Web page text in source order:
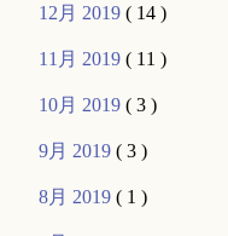
12月 2019( 14 )
11月 2019( 11 )
10月 2019( 3 )
9月 2019( 3 )
8月 2019( 1 )